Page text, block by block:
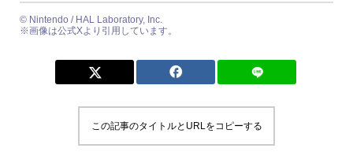
© Nintendo / HAL Laboratory, Inc.
※画像は公式Xより引用しています。
この記事のタイトルとURLをコピーする